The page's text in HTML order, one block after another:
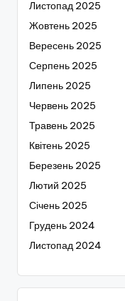
Листопад 2025
Жовтень 2025
Вересень 2025
Серпень 2025
Липень 2025
Червень 2025
Травень 2025
Квітень 2025
Березень 2025
Лютий 2025
Січень 2025
Грудень 2024
Листопад 2024